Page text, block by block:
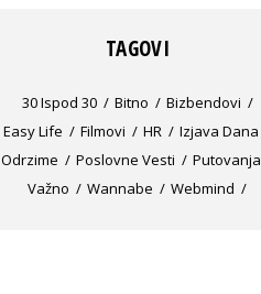
TAGOVI
30 Ispod 30 Bitno
Bizbendovi
Easy Life
Filmovi HR
Izjava Dana
Odrzime
Poslovne Vesti
Putovanja
Važno
Wannabe Webmind